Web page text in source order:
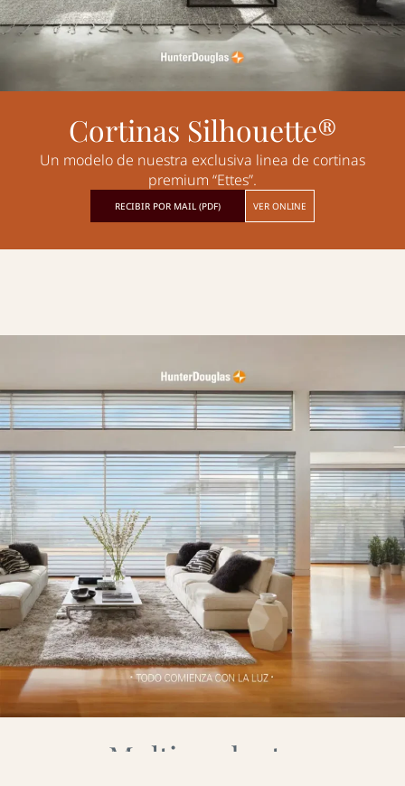
Cortinas Silhouette®
Un modelo de nuestra exclusiva linea de cortinas
premium “Ettes”.
RECIBIR POR MAIL (PDF) VER ONLINE
Multiproducto